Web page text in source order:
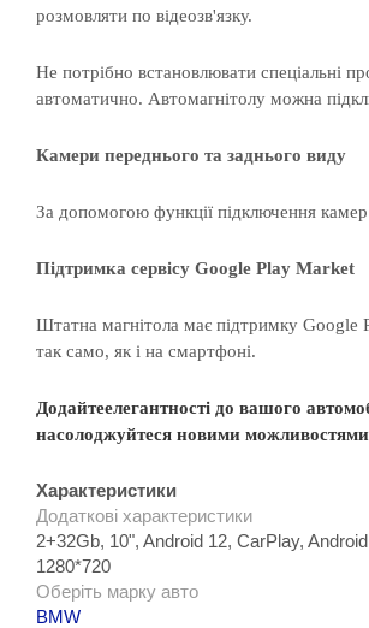
розмовляти по відеозв'язку.
Не потрібно встановлювати спеціальні
автоматично. Автомагнітолу можна
Камери переднього та заднього виду
За допомогою функції підключення
Підтримка сервісу Google Play Market
Штатна магнітола має підтримку Google
так само, як і на смартфоні.
Додайтеелегантності до вашого
насолоджуйтеся новими
Характеристики
Додаткові характеристики
2+32Gb, 10", Android 12, CarPlay,
1280*720
Оберіть марку авто
BMW